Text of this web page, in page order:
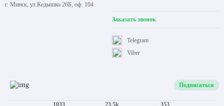
г. Минск, ул.Кедышко 26Б, оф. 104
Заказать звонок
Viber
Telegram
Подписаться
1033 23.5k 353